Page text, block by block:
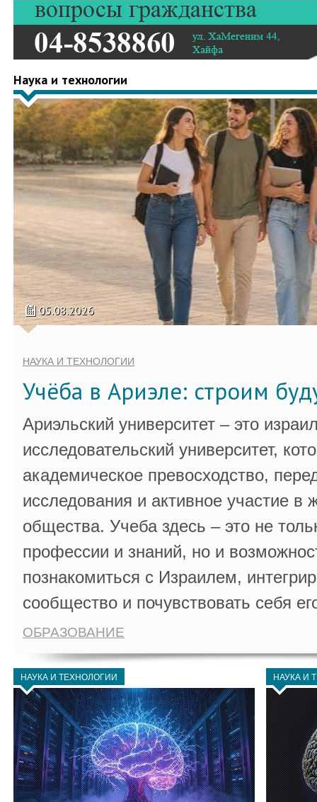
Наука и технологии
05.08.2026
НАУКА И ТЕХНОЛОГИИ
Учёба в Ариэле: строим
Ариэльский университет – это
исследовательский университет,
академическое превосходство,
исследования и активное участие в
общества. Учеба здесь – это не
профессии и знаний, но и
познакомиться с Израилем,
сообщество и почувствовать себя
ОБРАЗОВАНИЕ
НАУКА И ТЕХНОЛОГИИ НАУКА И